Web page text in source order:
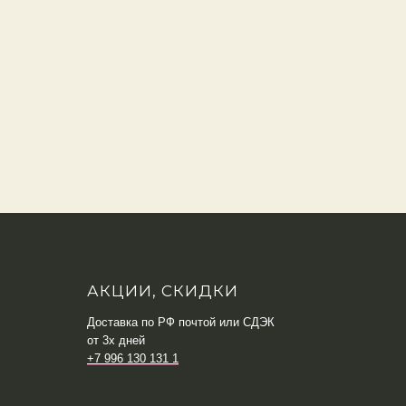
АКЦИИ, СКИДКИ
Доставка по РФ почтой или СДЭК
от 3х дней
+7 996 130 131 1